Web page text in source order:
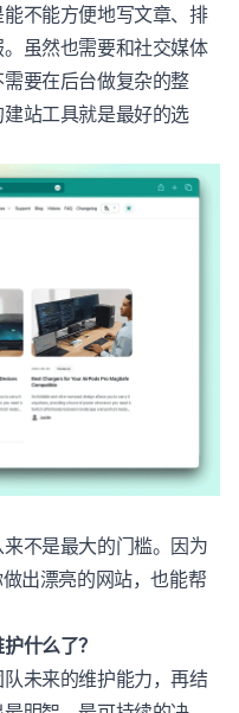
不能方便地写文章、排
虽然也需要和社交媒体
要在后台做复杂的整
站工具就是最好的选
不是最大的门槛。因为
出漂亮的网站，也能帮
什么了？
未来的维护能力，再结